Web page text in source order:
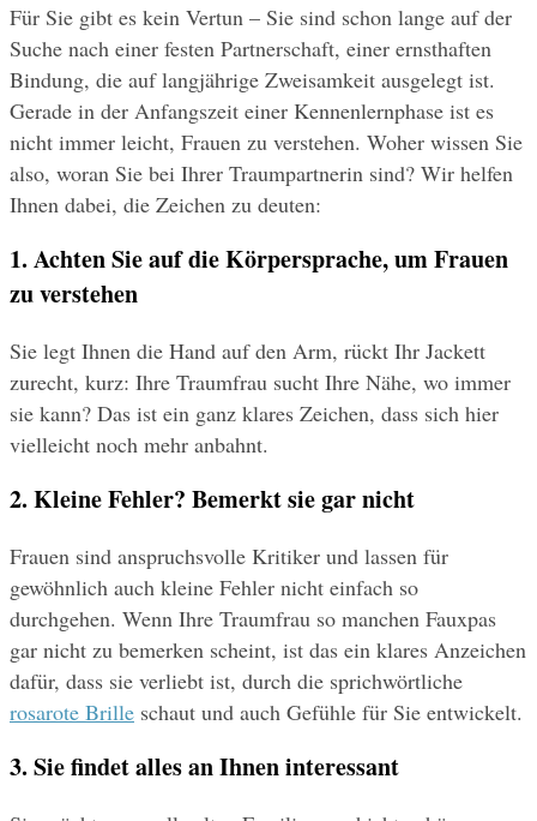
Für Sie gibt es kein Vertun – Sie sind schon lange auf der
Suche nach einer festen Partnerschaft, einer ernsthaften
Bindung, die auf langjährige Zweisamkeit ausgelegt ist.
Gerade in der Anfangszeit einer Kennenlernphase ist es
nicht immer leicht, Frauen zu verstehen. Woher wissen Sie
also, woran Sie bei Ihrer Traumpartnerin sind? Wir helfen
Ihnen dabei, die Zeichen zu deuten:
1. Achten Sie auf die Körpersprache, um Frauen
zu verstehen
Sie legt Ihnen die Hand auf den Arm, rückt Ihr Jackett
zurecht, kurz: Ihre Traumfrau sucht Ihre Nähe, wo immer
sie kann? Das ist ein ganz klares Zeichen, dass sich hier
vielleicht noch mehr anbahnt.
2. Kleine Fehler? Bemerkt sie gar nicht
Frauen sind anspruchsvolle Kritiker und lassen für
gewöhnlich auch kleine Fehler nicht einfach so
durchgehen. Wenn Ihre Traumfrau so manchen Fauxpas
gar nicht zu bemerken scheint, ist das ein klares Anzeichen
rosarote Brille schaut und auch Gefühle für Sie entwickelt.
3. Sie findet alles an Ihnen interessant